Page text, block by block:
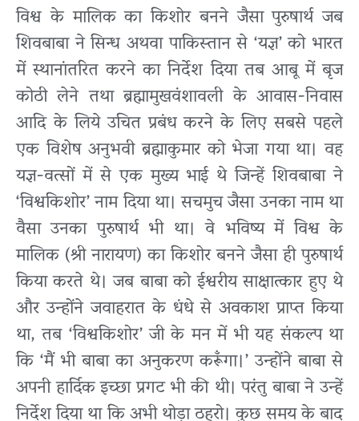
विश्व के मालिक का किशोर बनने जैसा पुरुषार्थ जब
शिवबाबा ने सिन्ध अथवा पाकिस्तान से ‘यज्ञ’ को भारत
में स्थानांतरित करने का निर्देश दिया तब आबू में बृज
कोठी लेने तथा ब्रह्मामुखवंशावली के आवास-निवास
आदि के लिये उचित प्रबंध करने के लिए सबसे पहले
एक विशेष अनुभवी ब्रह्माकुमार को भेजा गया था। वह
यज्ञ-वत्सों में से एक मुख्य भाई थे जिन्हें शिवबाबा ने
‘विश्वकिशोर’ नाम दिया था। सचमुच जैसा उनका नाम था
वैसा उनका पुरुषार्थ भी था। वे भविष्य में विश्व के
मालिक (श्री नारायण) का किशोर बनने जैसा ही पुरुषार्थ
किया करते थे। जब बाबा को ईश्वरीय साक्षात्कार हुए थे
और उन्होंने जवाहरात के धंधे से अवकाश प्राप्त किया
था, तब ‘विश्वकिशोर’ जी के मन में भी यह संकल्प था
कि ‘मैं भी बाबा का अनुकरण करूँगा।’ उन्होंने बाबा से
अपनी हार्दिक इच्छा प्रगट भी की थी। परंतु बाबा ने उन्हें